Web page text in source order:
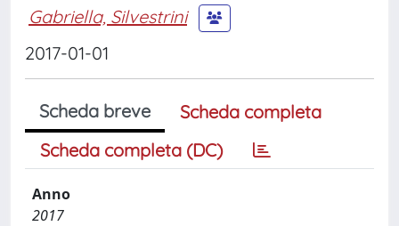
Gabriella, Silvestrini
2017-01-01
Scheda breve
Scheda completa
Scheda completa (DC)
Anno
2017